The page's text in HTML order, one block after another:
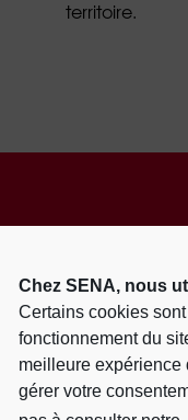
Chez SENA, nous
Certains cookies
fonctionnement du
meilleure expérience
gérer votre
territoire.
POLITIQUE DE